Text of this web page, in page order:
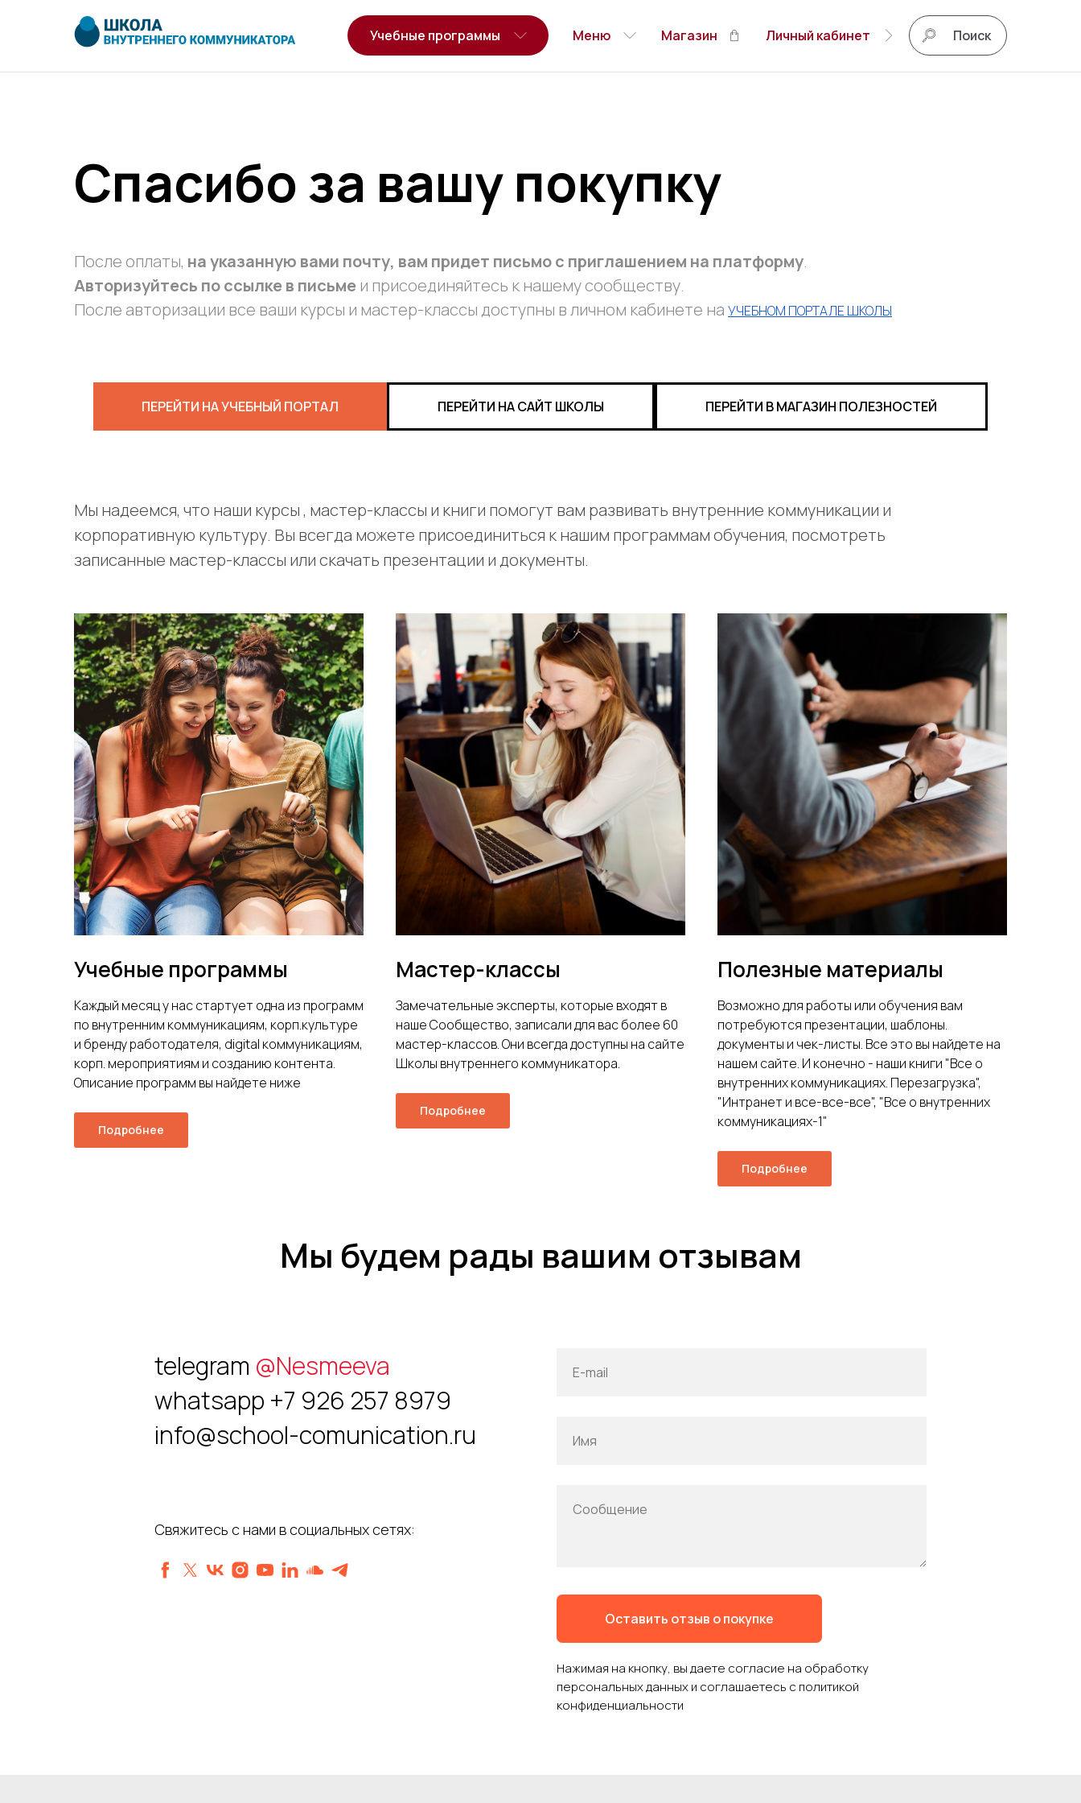
Учебные программы Меню Магазин Личный кабинет Поиск
Спасибо за вашу покупку
После оплаты, на указанную вами почту, вам придет письмо с приглашением на платформу.
Авторизуйтесь по ссылке в письме и присоединяйтесь к нашему сообществу.
После авторизации все ваши курсы и мастер-классы доступны в личном кабинете на УЧЕБНОМ ПОРТАЛЕ ШКОЛЫ
ПЕРЕЙТИ НА УЧЕБНЫЙ ПОРТАЛ ПЕРЕЙТИ НА САЙТ ШКОЛЫ ПЕРЕЙТИ В МАГАЗИН ПОЛЕЗНОСТЕЙ
Мы надеемся, что наши курсы , мастер-классы и книги помогут вам развивать внутренние коммуникации и
корпоративную культуру. Вы всегда можете присоединиться к нашим программам обучения, посмотреть
записанные мастер-классы или скачать презентации и документы.
Учебные программы
Каждый месяц у нас стартует одна из программ
по внутренним коммуникациям, корп.культуре
и бренду работодателя, digital коммуникациям,
корп. мероприятиям и созданию контента.
Описание программ вы найдете ниже
Подробнее
Мастер-классы
Замечательные эксперты, которые входят в
наше Сообщество, записали для вас более 60
мастер-классов. Они всегда доступны на сайте
Школы внутреннего коммуникатора.
Подробнее
Полезные материалы
Возможно для работы или обучения вам
потребуются презентации, шаблоны.
документы и чек-листы. Все это вы найдете на
нашем сайте. И конечно - наши книги "Все о
внутренних коммуникациях. Перезагрузка",
"Интранет и все-все-все", "Все о внутренних
коммуникациях-1"
Подробнее
Мы будем рады вашим отзывам
telegram @Nesmeeva
whatsapp +7 926 257 8979
info@school-comunication.ru
Свяжитесь с нами в социальных сетях:
E-mail
Имя
Сообщение
Оставить отзыв о покупке
Нажимая на кнопку, вы даете согласие на обработку
персональных данных и соглашаетесь c политикой
конфиденциальности